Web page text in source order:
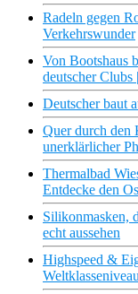
Radeln gegen
Verkehrswunder
Von Bootshaus
deutscher
Deutscher baut
Quer durch den
unerklärlicher
Thermalbad
Entdecke den
Silikonmasken,
echt aussehen
Highspeed &